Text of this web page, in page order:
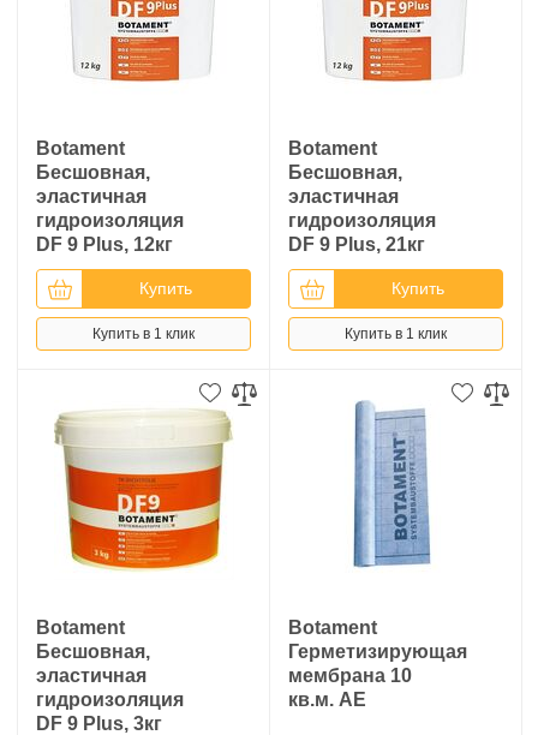
Botament
Бесшовная,
эластичная
гидроизоляция
DF 9 Plus, 12кг
Купить
Купить в 1 клик
Botament
Бесшовная,
эластичная
гидроизоляция
DF 9 Plus, 21кг
Купить
Купить в 1 клик
Botament
Бесшовная,
эластичная
гидроизоляция
DF 9 Plus, 3кг
Botament
Герметизирующая
мембрана 10
кв.м. AE